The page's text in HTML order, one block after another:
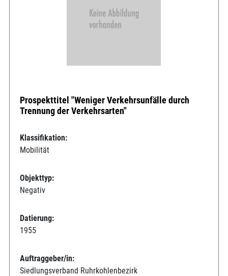
Prospekttitel "Weniger Verkehrsunfälle durch
Trennung der Verkehrsarten"
Klassifikation:
Mobilität
Objekttyp:
Negativ
Datierung:
1955
Auftraggeber/in:
Siedlungsverband Ruhrkohlenbezirk